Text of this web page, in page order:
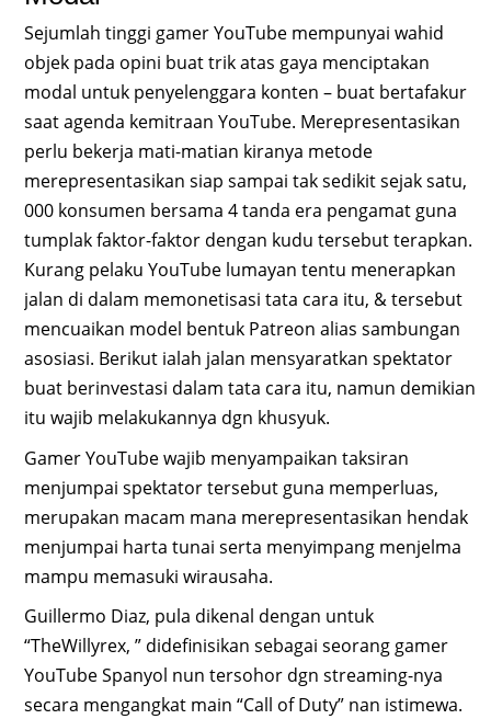
Sejumlah tinggi gamer YouTube mempunyai wahid
objek pada opini buat trik atas gaya menciptakan
modal untuk penyelenggara konten – buat bertafakur
saat agenda kemitraan YouTube. Merepresentasikan
perlu bekerja mati-matian kiranya metode
merepresentasikan siap sampai tak sedikit sejak satu,
000 konsumen bersama 4 tanda era pengamat guna
tumplak faktor-faktor dengan kudu tersebut terapkan.
Kurang pelaku YouTube lumayan tentu menerapkan
jalan di dalam memonetisasi tata cara itu, & tersebut
mencuaikan model bentuk Patreon alias sambungan
asosiasi. Berikut ialah jalan mensyaratkan spektator
buat berinvestasi dalam tata cara itu, namun demikian
itu wajib melakukannya dgn khusyuk.
Gamer YouTube wajib menyampaikan taksiran
menjumpai spektator tersebut guna memperluas,
merupakan macam mana merepresentasikan hendak
menjumpai harta tunai serta menyimpang menjelma
mampu memasuki wirausaha.
Guillermo Diaz, pula dikenal dengan untuk
“TheWillyrex, ” didefinisikan sebagai seorang gamer
YouTube Spanyol nun tersohor dgn streaming-nya
secara mengangkat main “Call of Duty” nan istimewa.